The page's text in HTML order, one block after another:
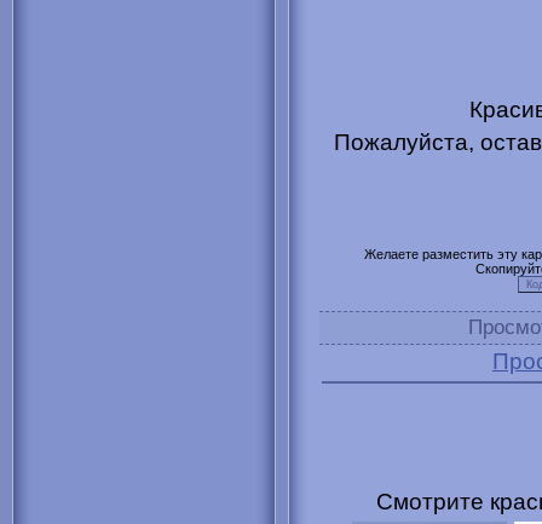
Пожалуйста,
Желаете разместить эту
Смотрите